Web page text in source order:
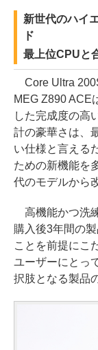
新世代のハイ
ド
最上位CPUと
Core Ultra
MEG Z890 ACE
した完成度の高
計の豪華さは、
い仕様と言える
ための新機能を
代のモデルから
高機能かつ洗
購入後3年間の
ことを前提にこ
ユーザーにとっ
択肢となる製品